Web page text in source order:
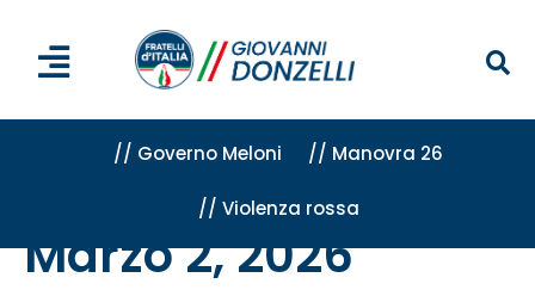
// Governo Meloni // Manovra 26
// Violenza rossa
Archivi per 2 Marzo 2026
Marzo 2, 2026